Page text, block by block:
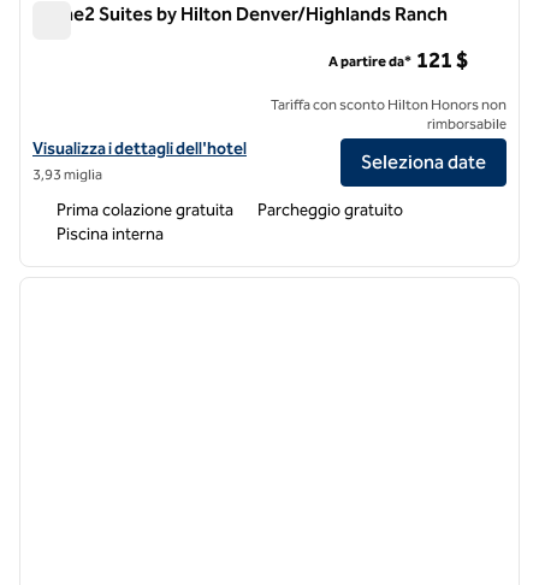
Home2 Suites by Hilton Denver/Highlands Ranch
Visualizza i dettagli dell'hotel Home2 Suites by Hilton Denver/
Visualizza i dettagli dell'hotel
3,93 miglia
A partire da* 121 $
Tariffa con sconto Hilton Honors non
rimborsabile
Seleziona date
Prima colazione gratuita
Parcheggio gratuito
Piscina interna
1 di 12